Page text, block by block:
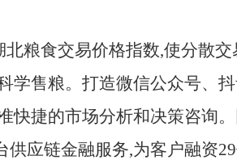
粮食交易价格指数,使分散
学售粮。打造微信公众号、
快捷的市场分析和决策咨询
供应链金融服务,为客户融资